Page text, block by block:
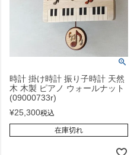
時計 掛け時計 振り子時計 天然
木 木製 ピアノ ウォールナット
(09000733r)
¥25,300税込
在庫切れ